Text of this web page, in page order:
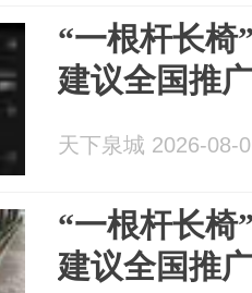
“一根杆长椅
建议全国推
天下泉城 2026-08-
“一根杆长椅
建议全国推